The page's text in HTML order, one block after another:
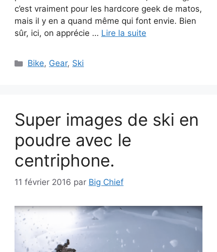
c’est vraiment pour les hardcore geek de matos,
mais il y en a quand même qui font envie. Bien
sûr, ici, on apprécie … Lire la suite
Catégories
Bike, Gear, Ski
Super images de ski en
poudre avec le
centriphone.
11 février 2016 par Big Chief